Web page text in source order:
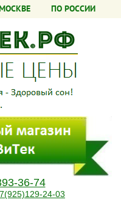
ПО РОССИИ
36-74
24-03